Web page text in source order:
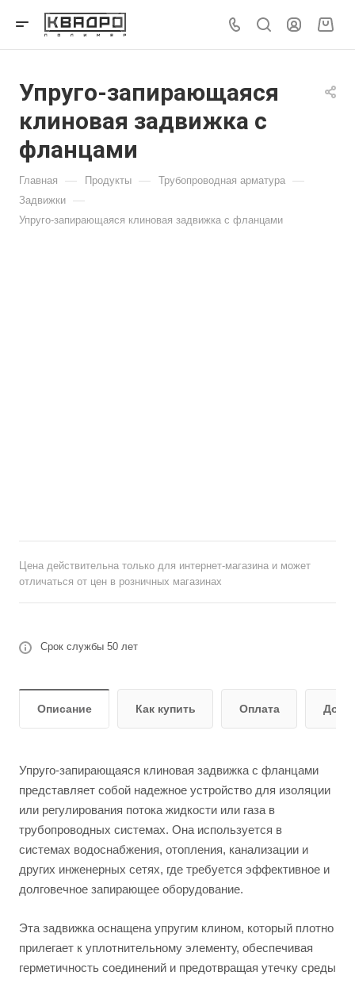
Упруго-запирающаяся
клиновая задвижка с
фланцами
Главная — Продукты — Трубопроводная арматура —
Задвижки —
Упруго-запирающаяся клиновая задвижка с фланцами
Цена действительна только для интернет-магазина и может
отличаться от цен в розничных магазинах
Срок службы 50 лет
Описание Как купить Оплата
Упруго-запирающаяся клиновая задвижка с фланцами
представляет собой надежное устройство для изоляции
или регулирования потока жидкости или газа в
трубопроводных системах. Она используется в
системах водоснабжения, отопления, канализации и
других инженерных сетях, где требуется эффективное и
долговечное запирающее оборудование.
Эта задвижка оснащена упругим клином, который плотно
прилегает к уплотнительному элементу, обеспечивая
герметичность соединений и предотвращая утечку среды